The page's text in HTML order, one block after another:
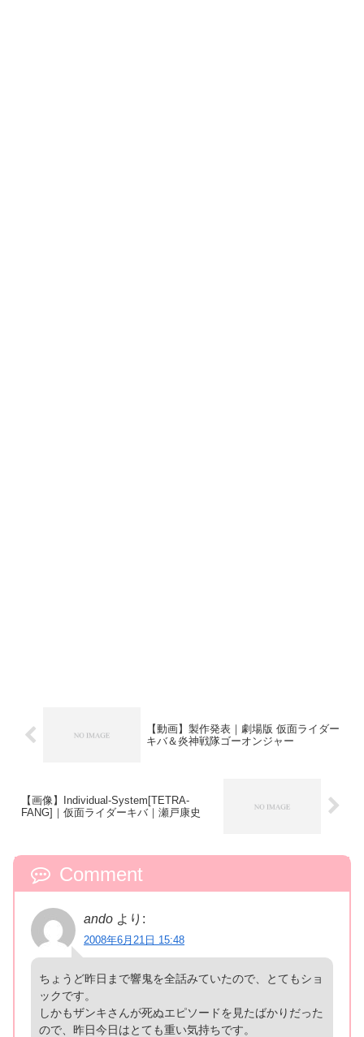
【動画】製作発表｜劇場版 仮面ライダー
キバ＆炎神戦隊ゴーオンジャー
【画像】Individual-System[TETRA-
FANG]｜仮面ライダーキバ｜瀬戸康史
Comment
ando より:
2008年6月21日 15:48
ちょうど昨日まで響鬼を全話みていたので、とてもショ
ックです。
しかもザンキさんが死ぬエピソードを見たばかりだった
ので、昨日今日はとても重い気持ちです。